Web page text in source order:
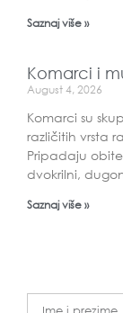
Saznaj više »
Komarci i
August 4, 2026
Komarci su
različitih vrsta
Pripadaju
dvokrilni,
Saznaj više »